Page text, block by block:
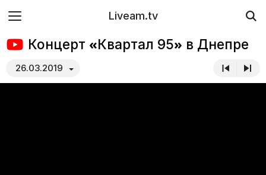
Liveam.tv
Концерт «Квартал 95» в Днепре
26.03.2019